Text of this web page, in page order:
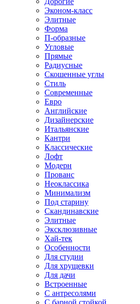
Эконом-класс
Элитные
Форма
П-образные
Угловые
Прямые
Радиусные
Скошенные углы
Стиль
Современные
Евро
Английские
Дизайнерские
Итальянские
Кантри
Классические
Лофт
Модерн
Прованс
Неоклассика
Минимализм
Под старину
Скандинавские
Элитные
Эксклюзивные
Хай-тек
Особенности
Для студии
Для хрущевки
Для дачи
Встроенные
С антресолями
С барной стойкой